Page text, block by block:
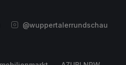
@wuppertalerrundschau